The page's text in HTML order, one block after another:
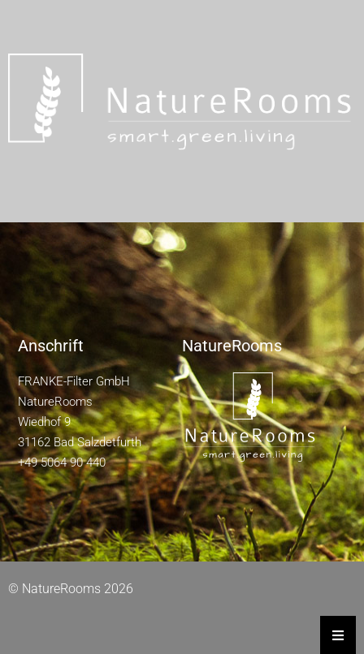
NatureRooms
Anschrift
FRANKE-Filter GmbH
NatureRooms
Wiedhof 9
31162 Bad Salzdetfurth
+49 5064 90 440
© NatureRooms 2026